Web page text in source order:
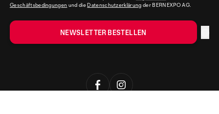
Geschäftsbedingungen und die Datenschutzerklärung der BERNEXPO AG.